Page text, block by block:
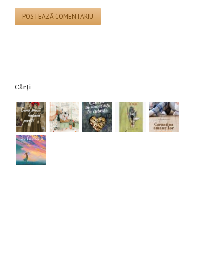
Cărți